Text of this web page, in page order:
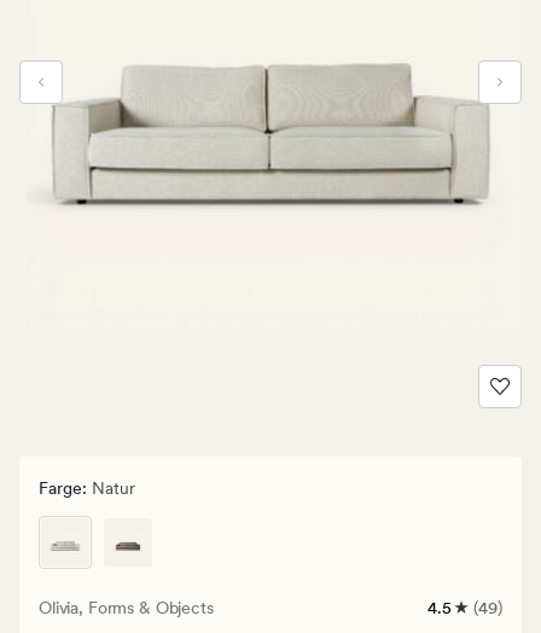
Farge: Natur
Olivia, Forms & Objects
49
4.5 (49)